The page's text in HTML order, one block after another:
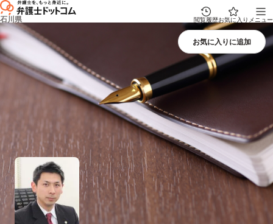
石川県 閲覧履歴お気に入り メニュー